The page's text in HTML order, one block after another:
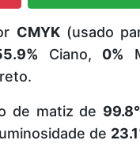
CMYK(usado
Ciano, 0%
de matiz de 99.8°
de